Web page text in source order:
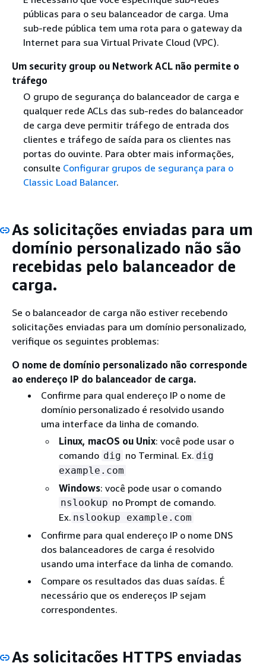
públicas para o seu balanceador de carga. Uma
sub-rede pública tem uma rota para o gateway da
Internet para sua Virtual Private Cloud (VPC).
Um security group ou Network ACL não permite o
tráfego
O grupo de segurança do balanceador de carga e
qualquer rede ACLs das sub-redes do balanceador
de carga deve permitir tráfego de entrada dos
clientes e tráfego de saída para os clientes nas
portas do ouvinte. Para obter mais informações,
consulte Configurar grupos de segurança para o
Classic Load Balancer.
As solicitações enviadas para um
domínio personalizado não são
recebidas pelo balanceador de
carga.
Se o balanceador de carga não estiver recebendo
solicitações enviadas para um domínio personalizado,
verifique os seguintes problemas:
O nome de domínio personalizado não corresponde
ao endereço IP do balanceador de carga.
Confirme para qual endereço IP o nome de
domínio personalizado é resolvido usando
uma interface da linha de comando.
Linux, macOS ou Unix: você pode usar o
comando dig no Terminal. Ex. dig
example.com
Windows: você pode usar o comando
nslookup no Prompt de comando.
Ex. nslookup example.com
Confirme para qual endereço IP o nome DNS
dos balanceadores de carga é resolvido
usando uma interface da linha de comando.
Compare os resultados das duas saídas. É
necessário que os endereços IP sejam
correspondentes.
As solicitações HTTPS enviadas